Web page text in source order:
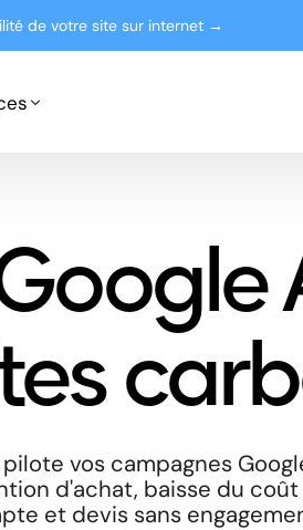
de votre site sur internet →
blog
vos campagnes
d'achat, baisse du
et devis sans